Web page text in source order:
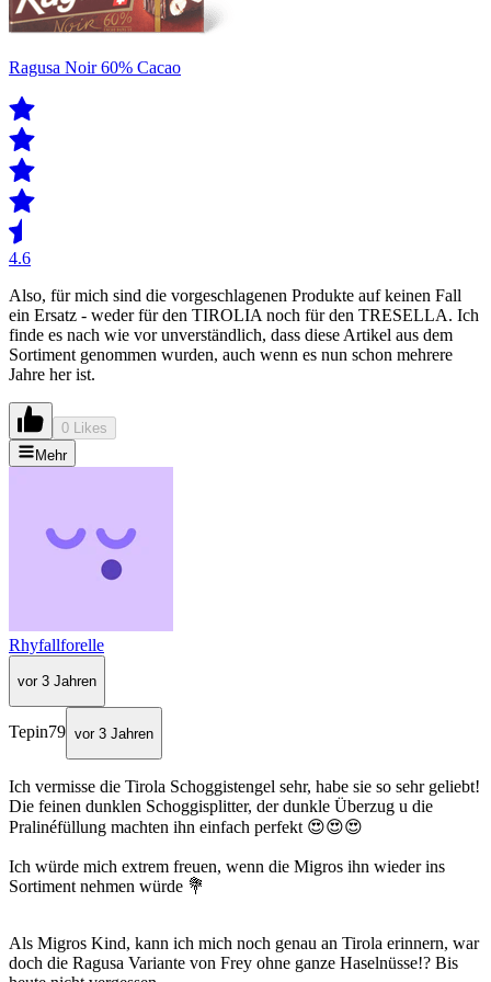
Ragusa Noir 60% Cacao
4.6
Also, für mich sind die vorgeschlagenen Produkte auf keinen Fall
ein Ersatz - weder für den TIROLIA noch für den TRESELLA. Ich
finde es nach wie vor unverständlich, dass diese Artikel aus dem
Sortiment genommen wurden, auch wenn es nun schon mehrere
Jahre her ist.
0 Likes
Mehr
Rhyfallforelle
vor 3 Jahren
Tepin79 vor 3 Jahren
Ich vermisse die Tirola Schoggistengel sehr, habe sie so sehr geliebt!
Die feinen dunklen Schoggisplitter, der dunkle Überzug u die
Pralinéfüllung machten ihn einfach perfekt 😍😍😍
Ich würde mich extrem freuen, wenn die Migros ihn wieder ins
Sortiment nehmen würde 💐
Als Migros Kind, kann ich mich noch genau an Tirola erinnern, war
doch die Ragusa Variante von Frey ohne ganze Haselnüsse!? Bis